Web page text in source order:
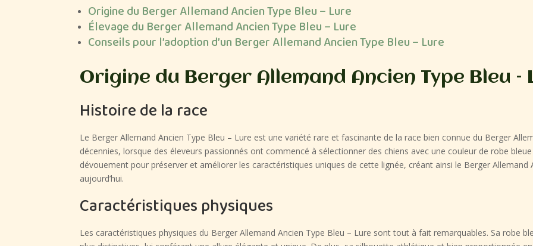
Origine du Berger Allemand Ancien Type Bleu – Lure
Élevage du Berger Allemand Ancien Type Bleu – Lure
Conseils pour l’adoption d’un Berger Allemand Ancien Type Bleu – Lure
Origine du Berger Allemand Ancien Type Bleu –
Histoire de la race
Le Berger Allemand Ancien Type Bleu – Lure est une variété rare et fascinante de la race bien connue du Berger
décennies, lorsque des éleveurs passionnés ont commencé à sélectionner des chiens avec une couleur de robe
dévouement pour préserver et améliorer les caractéristiques uniques de cette lignée, créant ainsi le Berger
aujourd’hui.
Caractéristiques physiques
Les caractéristiques physiques du Berger Allemand Ancien Type Bleu – Lure sont tout à fait remarquables. Sa robe